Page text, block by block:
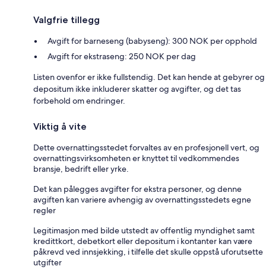
Valgfrie tillegg
Avgift for barneseng (babyseng): 300 NOK per opphold
Avgift for ekstraseng: 250 NOK per dag
Listen ovenfor er ikke fullstendig. Det kan hende at gebyrer og
depositum ikke inkluderer skatter og avgifter, og det tas
forbehold om endringer.
Viktig å vite
Dette overnattingsstedet forvaltes av en profesjonell vert, og
overnattingsvirksomheten er knyttet til vedkommendes
bransje, bedrift eller yrke.
Det kan pålegges avgifter for ekstra personer, og denne
avgiften kan variere avhengig av overnattingsstedets egne
regler
Legitimasjon med bilde utstedt av offentlig myndighet samt
kredittkort, debetkort eller depositum i kontanter kan være
påkrevd ved innsjekking, i tilfelle det skulle oppstå uforutsette
utgifter